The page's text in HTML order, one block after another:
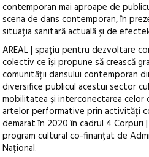
contemporan mai aproape de
scena de dans contemporan, în
situația sanitară actuală și de
AREAL | spațiu pentru dezvoltare
colectiv ce își propune să crească
comunității dansului contemporan
diversifice publicul acestui sector
mobilitatea și interconectarea celor
artelor performative prin activități
demarat în 2020 în cadrul 4 Corpuri
program cultural co-finanțat de
Național.